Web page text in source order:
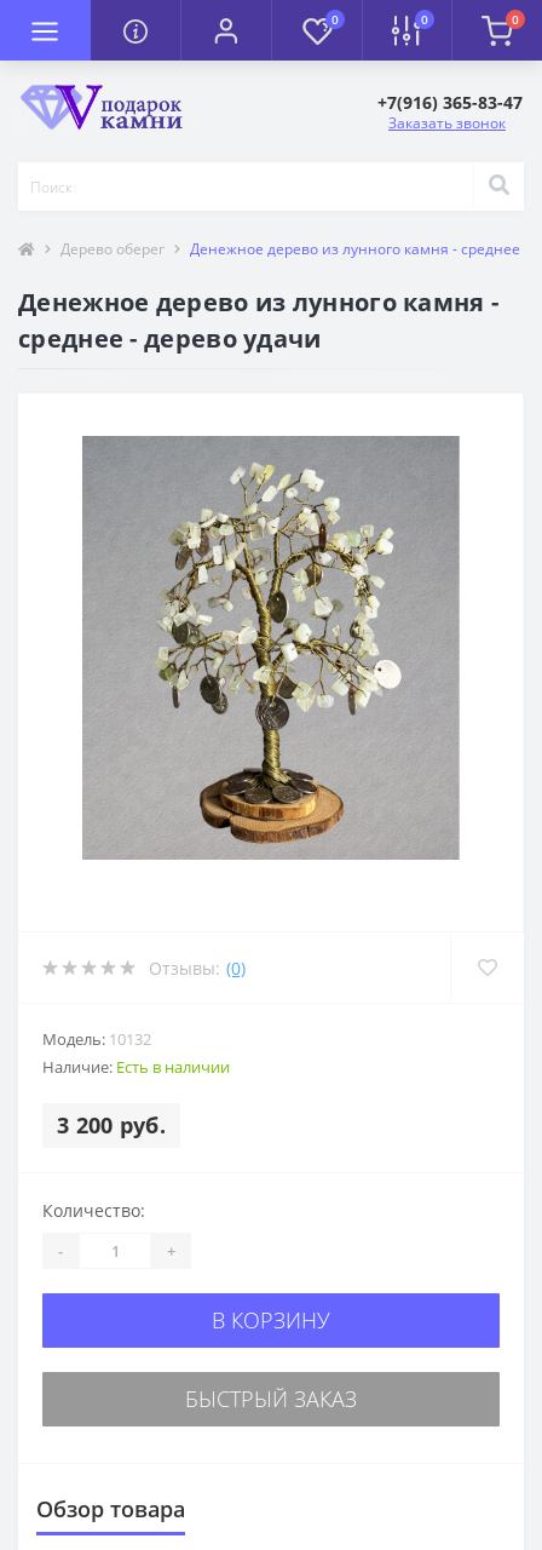
0 0 0
+7(916) 365-83-47
Заказать звонок
Дерево оберег Денежное дерево из лунного камня - среднее -
Денежное дерево из лунного камня -
среднее - дерево удачи
Отзывы: (0)
Модель: 10132
Наличие: Есть в наличии
3 200 руб.
Количество:
- +
В КОРЗИНУ
БЫСТРЫЙ ЗАКАЗ
Обзор товара